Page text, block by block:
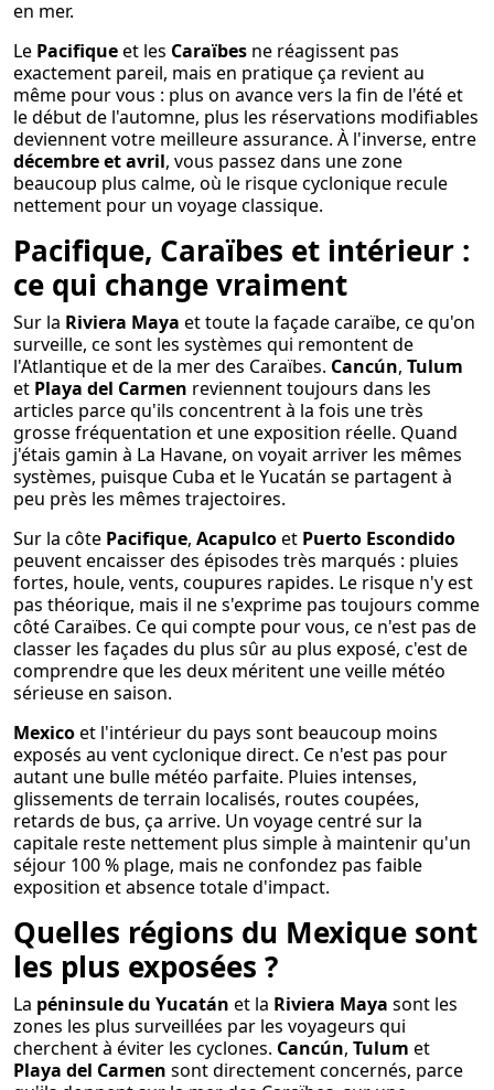
en mer.
Le Pacifiqueet les Caraïbes ne réagissent pas
exactement pareil, mais en pratique ça revient au
même pour vous : plus on avance vers la fin de l'été et
le début de l'automne, plus les réservations modifiables
deviennent votre meilleure assurance. À l'inverse, entre
décembre et avril, vous passez dans une zone
beaucoup plus calme, où le risque cyclonique recule
nettement pour un voyage classique.
Pacifique, Caraïbes et intérieur :
ce qui change vraiment
Sur la Riviera Maya et toute la façade caraïbe, ce qu'on
surveille, ce sont les systèmes qui remontent de
l'Atlantique et de la mer des Caraïbes. Cancún, Tulum
et Playa del Carmen reviennent toujours dans les
articles parce qu'ils concentrent à la fois une très
grosse fréquentation et une exposition réelle. Quand
j'étais gamin à La Havane, on voyait arriver les mêmes
systèmes, puisque Cuba et le Yucatán se partagent à
peu près les mêmes trajectoires.
Sur la côte Pacifique, Acapulcoet Puerto Escondido
peuvent encaisser des épisodes très marqués : pluies
fortes, houle, vents, coupures rapides. Le risque n'y est
pas théorique, mais il ne s'exprime pas toujours comme
côté Caraïbes. Ce qui compte pour vous, ce n'est pas de
classer les façades du plus sûr au plus exposé, c'est de
comprendre que les deux méritent une veille météo
sérieuse en saison.
Mexicoet l'intérieur du pays sont beaucoup moins
exposés au vent cyclonique direct. Ce n'est pas pour
autant une bulle météo parfaite. Pluies intenses,
glissements de terrain localisés, routes coupées,
retards de bus, ça arrive. Un voyage centré sur la
capitale reste nettement plus simple à maintenir qu'un
séjour 100 % plage, mais ne confondez pas faible
exposition et absence totale d'impact.
Quelles régions du Mexique sont
les plus exposées ?
La péninsule du Yucatán et la Riviera Maya sont les
zones les plus surveillées par les voyageurs qui
cherchent à éviter les cyclones. Cancún, Tulum et
Playa del Carmen sont directement concernés, parce